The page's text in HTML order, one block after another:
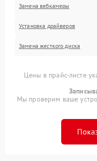
Замена вебкамеры
Установка драйверов
Замена жесткого диска
Цены в прайс-листе
Мы проверим ваше